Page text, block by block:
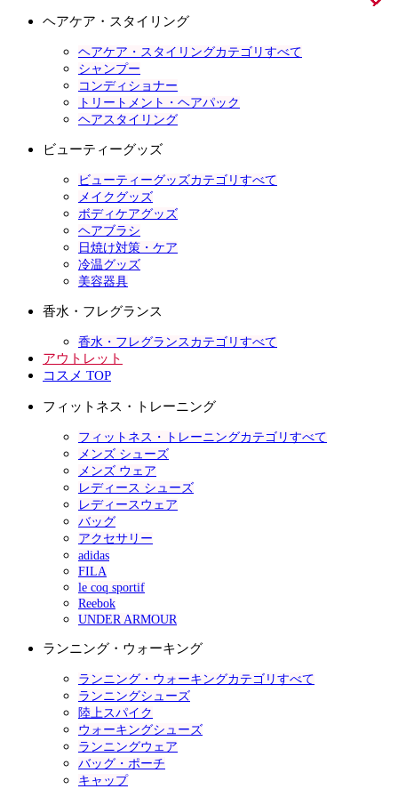
ヘアケア・スタイリング
ヘアケア・スタイリングカテゴリすべて
シャンプー
コンディショナー
トリートメント・ヘアパック
ヘアスタイリング
ビューティーグッズ
ビューティーグッズカテゴリすべて
メイクグッズ
ボディケアグッズ
ヘアブラシ
日焼け対策・ケア
冷温グッズ
美容器具
香水・フレグランス
香水・フレグランスカテゴリすべて
アウトレット
コスメ TOP
フィットネス・トレーニング
フィットネス・トレーニングカテゴリすべて
メンズ シューズ
メンズ ウェア
レディース シューズ
レディースウェア
バッグ
アクセサリー
adidas
FILA
le coq sportif
Reebok
UNDER ARMOUR
ランニング・ウォーキング
ランニング・ウォーキングカテゴリすべて
ランニングシューズ
陸上スパイク
ウォーキングシューズ
ランニングウェア
バッグ・ポーチ
キャップ